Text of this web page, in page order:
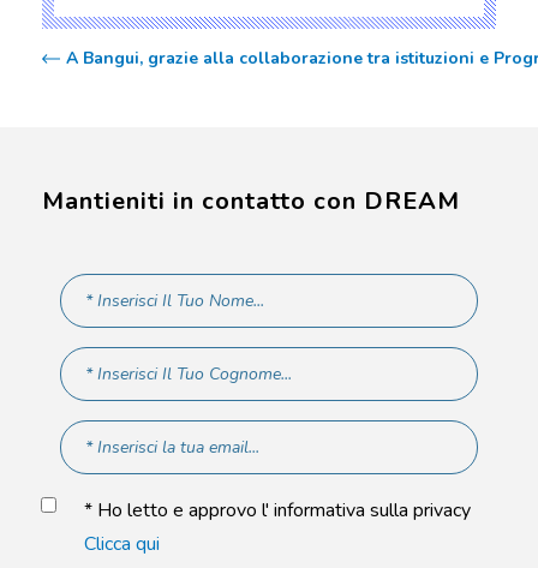
A Bangui, grazie alla collaborazione tra istituzioni e
Mantieniti in contatto con DREAM
* Ho letto e approvo l' informativa sulla privacy
Clicca qui